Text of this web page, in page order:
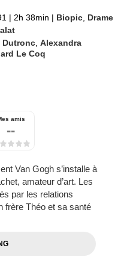
| 2h 38min | Biopic Drame
Dutronc ,Alexandra
Le Coq
amis
--
Van Gogh s’installe à
amateur d’art. Les
par les relations
frère Théo et sa santé